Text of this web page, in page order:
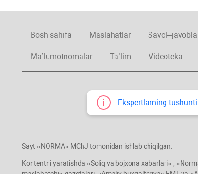
Bosh sahifa Maslahatlar
Ma’lumotnomalar Ta’lim Videoteka
Ekspertlarning
Sayt «NORMA» MChJ tomonidan ishlab chiqilgan.
Kontentni yaratishda «Soliq va bojхona хabarlari» ,